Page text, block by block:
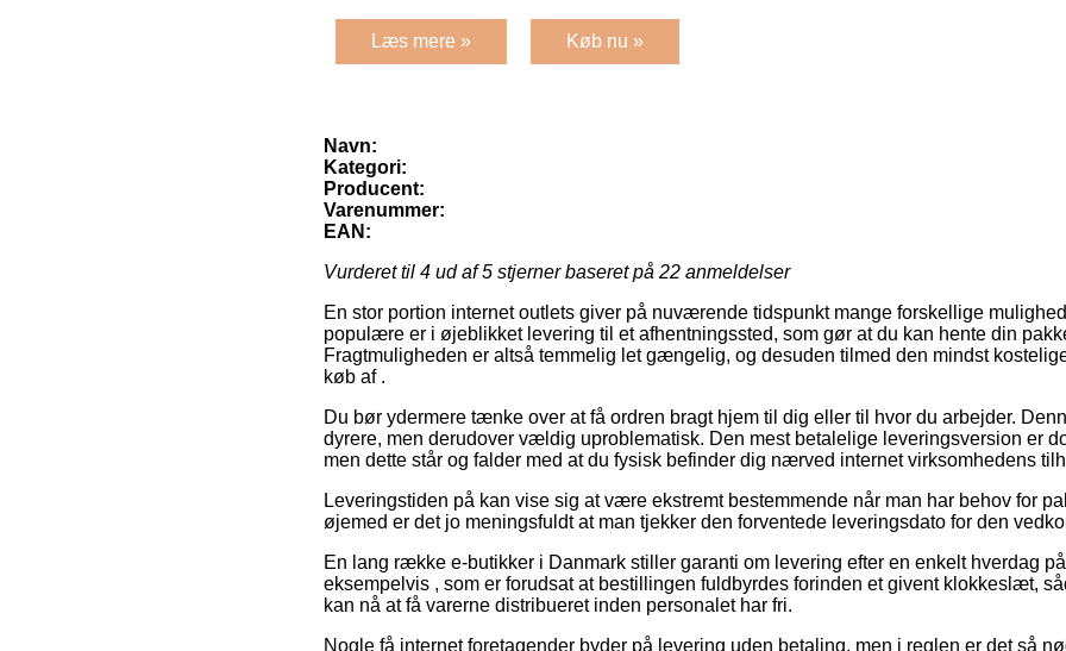
Læs mere » Køb nu »
Navn:
Kategori:
Producent:
Varenummer:
EAN:
Vurderet til 4 ud af 5 stjerner baseret på 22 anmeldelser
En stor portion internet outlets giver på nuværende tidspunkt mange forskellige
populære er i øjeblikket levering til et afhentningssted, som gør at du kan hente din
Fragtmuligheden er altså temmelig let gængelig, og desuden tilmed den mindst
køb af .
Du bør ydermere tænke over at få ordren bragt hjem til dig eller til hvor du arbejder.
dyrere, men derudover vældig uproblematisk. Den mest betalelige leveringsversion er
men dette står og falder med at du fysisk befinder dig nærved internet virksomhedens
Leveringstiden på kan vise sig at være ekstremt bestemmende når man har behov for
øjemed er det jo meningsfuldt at man tjekker den forventede leveringsdato for den
En lang række e-butikker i Danmark stiller garanti om levering efter en enkelt hverdag
eksempelvis , som er forudsat at bestillingen fuldbyrdes forinden et givent klokkeslæt,
kan nå at få varerne distribueret inden personalet har fri.
Nogle få internet foretagender byder på levering uden betaling, men i reglen er det så